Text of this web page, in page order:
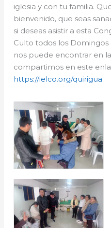
iglesia y con tu familia.
bienvenido, que seas
si deseas asistir a esta
Culto todos los Domingos
nos puede encontrar en
compartimos en este
https://ielco.org/quirigua